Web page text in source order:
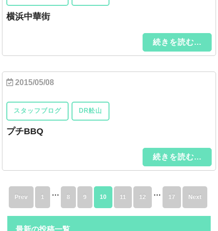
横浜中華街
続きを読む...
2015/05/08
スタッフブログ DR舩山
プチBBQ
続きを読む...
Prev 1 … 8 9 10 11 12 … 17 Next